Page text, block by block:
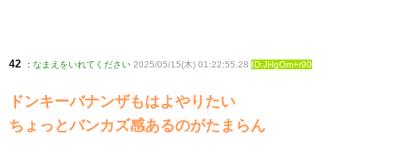
42 : なまえをいれてください 2025/05/15(木) 01:22:55.28 ID:JHgOm+r90
ドンキーバナンザもはよやりたい
ちょっとバンカズ感あるのがたまらん